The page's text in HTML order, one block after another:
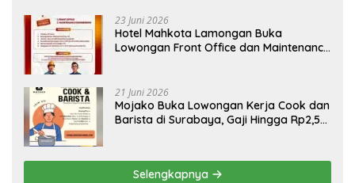
23 Juni 2026
Hotel Mahkota Lamongan Buka
Lowongan Front Office dan Maintenance
21 Juni 2026
Mojako Buka Lowongan Kerja Cook dan
Barista di Surabaya, Gaji Hingga Rp2,5
Selengkapnya